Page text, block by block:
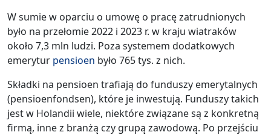
W sumie w oparciu o umowę o pracę zatrudnionych
było na przełomie 2022 i 2023 r. w kraju wiatraków
około 7,3 mln ludzi. Poza systemem dodatkowych
emerytur pensioen było 765 tys. z nich.
Składki na pensioen trafiają do funduszy emerytalnych
(pensioenfondsen), które je inwestują. Funduszy takich
jest w Holandii wiele, niektóre związane są z konkretną
firmą, inne z branżą czy grupą zawodową. Po przejściu